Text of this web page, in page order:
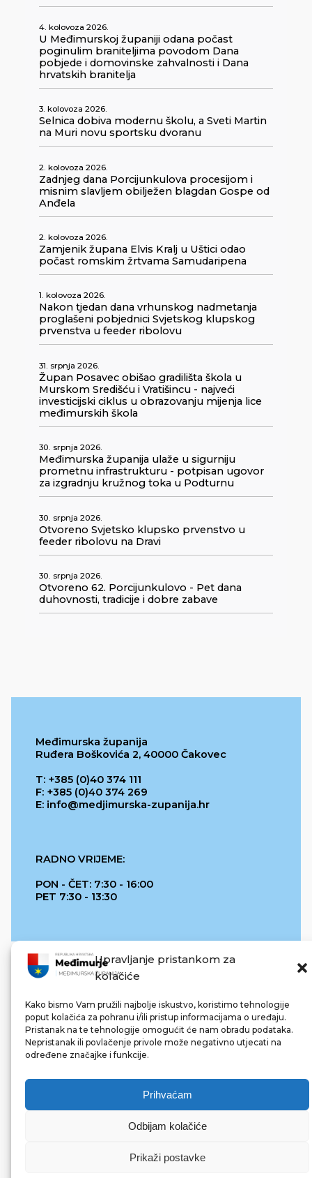
Upravljanje pristankom za
kolačiće
Kako bismo Vam pružili najbolje iskustvo, koristimo tehnologije
poput kolačića za pohranu i/ili pristup informacijama o uređaju.
Pristanak na te tehnologije omogućit će nam obradu podataka.
Nepristanak ili povlačenje privole može negativno utjecati na
određene značajke i funkcije.
Prihvaćam
Odbijam kolačiće
Prikaži postavke
4. kolovoza 2026.
U Međimurskoj županiji odana počast
poginulim braniteljima povodom Dana
pobjede i domovinske zahvalnosti i Dana
hrvatskih branitelja
3. kolovoza 2026.
Selnica dobiva modernu školu, a Sveti Martin
na Muri novu sportsku dvoranu
2. kolovoza 2026.
Zadnjeg dana Porcijunkulova procesijom i
misnim slavljem obilježen blagdan Gospe od
Anđela
2. kolovoza 2026.
Zamjenik župana Elvis Kralj u Uštici odao
počast romskim žrtvama Samudaripena
1. kolovoza 2026.
Nakon tjedan dana vrhunskog nadmetanja
proglašeni pobjednici Svjetskog klupskog
prvenstva u feeder ribolovu
31. srpnja 2026.
Župan Posavec obišao gradilišta škola u
Murskom Središću i Vratišincu - najveći
investicijski ciklus u obrazovanju mijenja lice
međimurskih škola
30. srpnja 2026.
Međimurska županija ulaže u sigurniju
prometnu infrastrukturu - potpisan ugovor
za izgradnju kružnog toka u Podturnu
30. srpnja 2026.
Otvoreno Svjetsko klupsko prvenstvo u
feeder ribolovu na Dravi
30. srpnja 2026.
Otvoreno 62. Porcijunkulovo - Pet dana
duhovnosti, tradicije i dobre zabave
Međimurska županija
Ruđera Boškovića 2, 40000 Čakovec
T: +385 (0)40 374 111
F: +385 (0)40 374 269
E: info@medjimurska-zupanija.hr
RADNO VRIJEME:
PON - ČET: 7:30 - 16:00
PET 7:30 - 13:30
REPUBLIKA HRVATSKA
© 2022 Međimurska županija. Sva prava pridržana.